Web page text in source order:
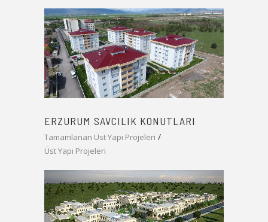
ERZURUM SAVCILIK KONUTLARI
Tamamlanan Üst Yapı Projeleri
Üst Yapı Projeleri